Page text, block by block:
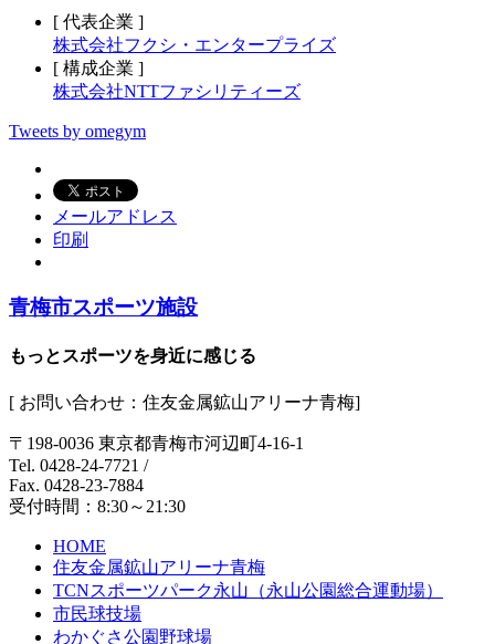
[ 代表企業 ]
株式会社フクシ・エンタープライズ
[ 構成企業 ]
株式会社NTTファシリティーズ
Tweets by omegym
メールアドレス
印刷
青梅市スポーツ施設
もっとスポーツを身近に感じる
[ お問い合わせ：住友金属鉱山アリーナ青梅]
〒198-0036 東京都青梅市河辺町4-16-1
Tel. 0428-24-7721 /
Fax. 0428-23-7884
受付時間：8:30～21:30
HOME
住友金属鉱山アリーナ青梅
TCNスポーツパーク永山（永山公園総合運動場）
市民球技場
わかぐさ公園野球場